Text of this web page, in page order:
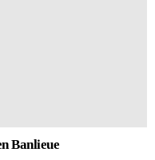
Banlieue